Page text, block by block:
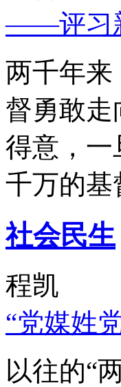
——评习
两千年来
督勇敢
得意，一
千万的基
社会民生
程凯
“党媒姓
以往的“